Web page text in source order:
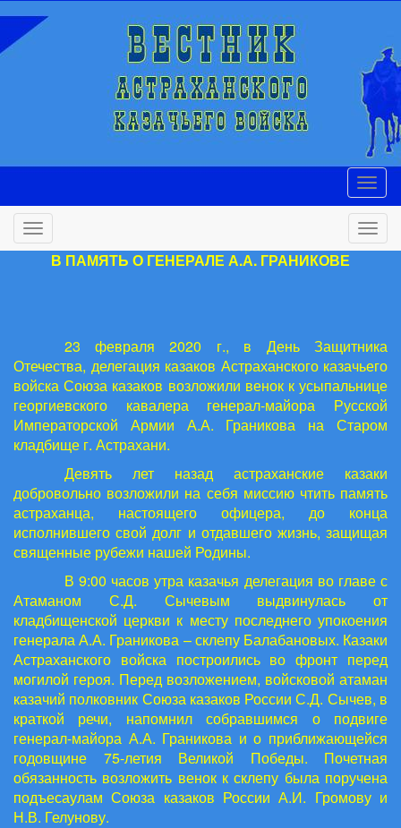
В ПАМЯТЬ О ГЕНЕРАЛЕ А.А. ГРАНИКОВЕ
23 февраля 2020 г., в День Защитника
Отечества, делегация казаков Астраханского казачьего
войска Союза казаков возложили венок к усыпальнице
георгиевского кавалера генерал-майора Русской
Императорской Армии А.А. Граникова на Старом
кладбище г. Астрахани.
Девять лет назад астраханские казаки
добровольно возложили на себя миссию чтить память
астраханца, настоящего офицера, до конца
исполнившего свой долг и отдавшего жизнь, защищая
священные рубежи нашей Родины.
В 9:00 часов утра казачья делегация во главе с
Атаманом С.Д. Сычевым выдвинулась от
кладбищенской церкви к месту последнего упокоения
генерала А.А. Граникова – склепу Балабановых. Казаки
Астраханского войска построились во фронт перед
могилой героя. Перед возложением, войсковой атаман
казачий полковник Союза казаков России С.Д. Сычев, в
краткой речи, напомнил собравшимся о подвиге
генерал-майора А.А. Граникова и о приближающейся
годовщине 75-летия Великой Победы. Почетная
обязанность возложить венок к склепу была поручена
подъесаулам Союза казаков России А.И. Громову и
Н.В. Гелунову.